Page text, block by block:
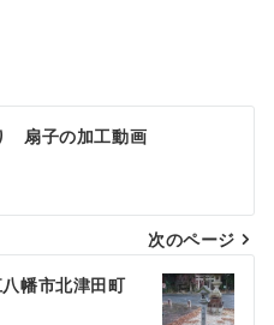
扇子の加工動画
次のページ
八幡市北津田町